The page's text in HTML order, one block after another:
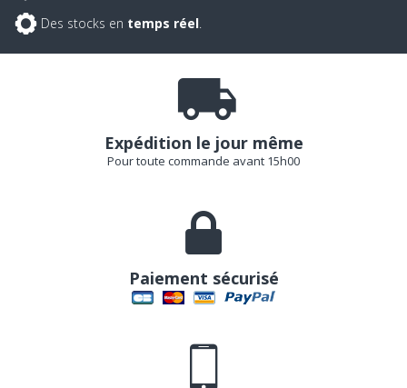
Des stocks en temps réel.
Expédition le jour même
Pour toute commande avant 15h00
Paiement sécurisé